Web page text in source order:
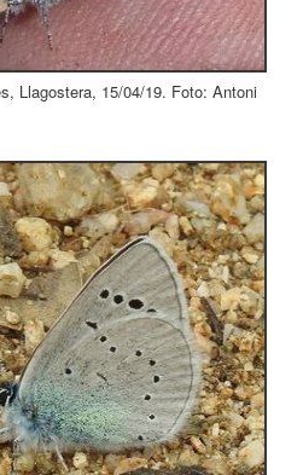
Llagostera, 15/04/19. Foto: Antoni